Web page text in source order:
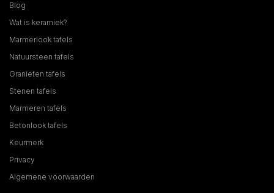
Blog
Wat is keramiek?
Marmerlook tafels
Natuursteen tafels
Granieten tafels
Stenen tafels
Marmeren tafels
Betonlook tafels
Keurmerk
Privacy
Algemene voorwaarden